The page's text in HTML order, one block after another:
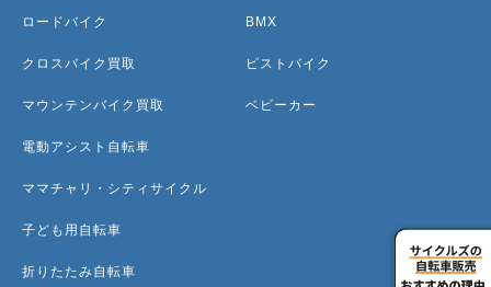
ロードバイク
クロスバイク買取
マウンテンバイク買取
電動アシスト自転車
ママチャリ・シティサイクル
子ども用自転車
折りたたみ自転車
BMX
ピストバイク
ベビーカー